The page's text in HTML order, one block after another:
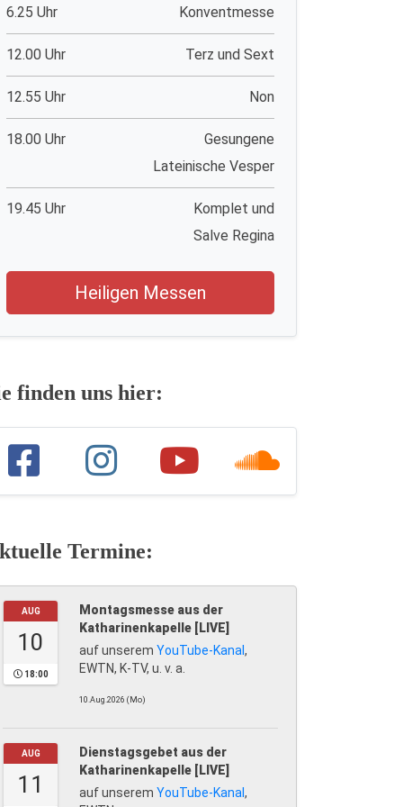
6.25 Uhr Konventmesse
12.00 Uhr Terz und Sext
12.55 Uhr Non
18.00 Uhr
Gesungene
Lateinische Vesper
19.45 Uhr
Komplet und
Salve Regina
Heiligen Messen
finden uns hier:
Termine:
AUG
10
18:00
Montagsmesse aus der
Katharinenkapelle [LIVE]
auf unserem YouTube-Kanal ,
EWTN, K-TV, u. v. a.
10.Aug.2026 (Mo)
AUG
11
Dienstagsgebet aus der
Katharinenkapelle [LIVE]
auf unserem YouTube-Kanal ,